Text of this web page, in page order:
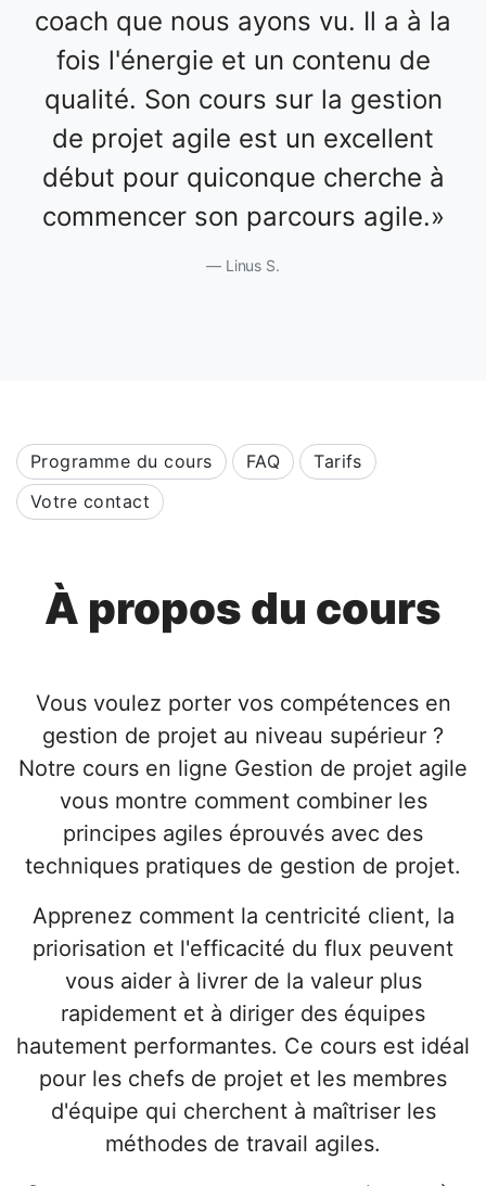
coach que nous ayons vu. Il a à la
fois l'énergie et un contenu de
qualité. Son cours sur la gestion
de projet agile est un excellent
début pour quiconque cherche à
commencer son parcours agile.
Linus S.
Programme du cours FAQ
Tarifs
Votre contact
À propos du cours
Vous voulez porter vos compétences en
gestion de projet au niveau supérieur ?
Notre cours en ligne Gestion de projet agile
vous montre comment combiner les
principes agiles éprouvés avec des
techniques pratiques de gestion de projet.
Apprenez comment la centricité client, la
priorisation et l'efficacité du flux peuvent
vous aider à livrer de la valeur plus
rapidement et à diriger des équipes
hautement performantes. Ce cours est idéal
pour les chefs de projet et les membres
d'équipe qui cherchent à maîtriser les
méthodes de travail agiles.